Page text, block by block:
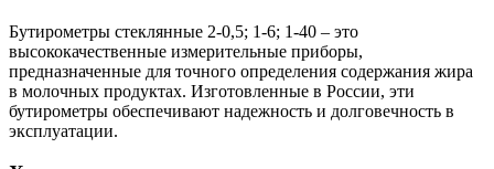
Бутирометры стеклянные 2-0,5; 1-6; 1-40 – это
высококачественные измерительные приборы,
предназначенные для точного определения содержания жира
в молочных продуктах. Изготовленные в России, эти
бутирометры обеспечивают надежность и долговечность в
эксплуатации.